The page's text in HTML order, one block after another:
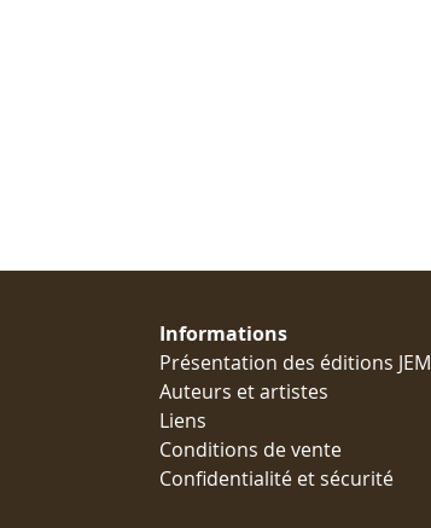
Informations
Présentation des éditions JEM
Auteurs et artistes
Liens
Conditions de vente
Confidentialité et sécurité